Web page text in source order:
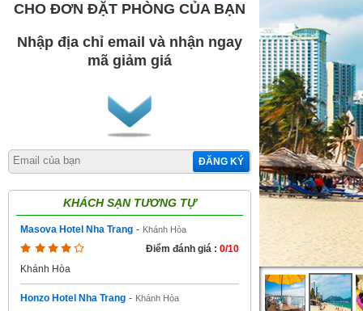
CHO ĐƠN ĐẶT PHÒNG CỦA BẠN
Nhập địa chỉ email và nhận ngay
mã giảm giá
ĐĂNG KÝ
KHÁCH SẠN TƯƠNG TỰ
Masova Hotel Nha Trang - Khánh Hòa
Điểm đánh giá : 0/10
Khánh Hòa
Honzo Hotel Nha Trang - Khánh Hòa